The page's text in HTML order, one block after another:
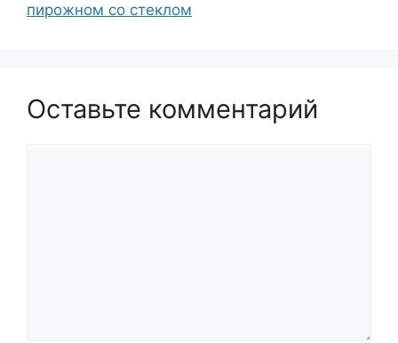
пирожном со стеклом
Оставьте комментарий